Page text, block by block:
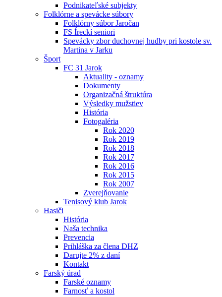
Podnikateľské subjekty
Folklórne a spevácke súbory
Folklórny súbor Jaročan
FS Íreckí seniori
Spevácky zbor duchovnej hudby pri kostole sv.
Martina v Jarku
Šport
FC 31 Jarok
Aktuality - oznamy
Dokumenty
Organizačná štruktúra
Výsledky mužstiev
História
Fotogaléria
Rok 2020
Rok 2019
Rok 2018
Rok 2017
Rok 2016
Rok 2015
Rok 2007
Zverejňovanie
Tenisový klub Jarok
Hasiči
História
Naša technika
Prevencia
Prihláška za člena DHZ
Darujte 2% z daní
Kontakt
Farský úrad
Farské oznamy
Farnosť a kostol